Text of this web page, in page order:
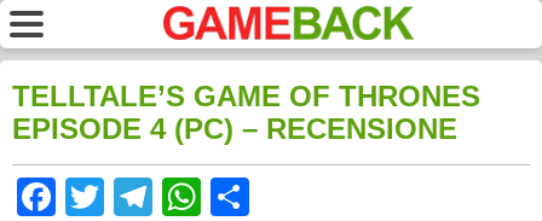
TELLTALE’S GAME OF THRONES
EPISODE 4 (PC) – RECENSIONE
Facebook
TwitterTelegram
WhatsApp